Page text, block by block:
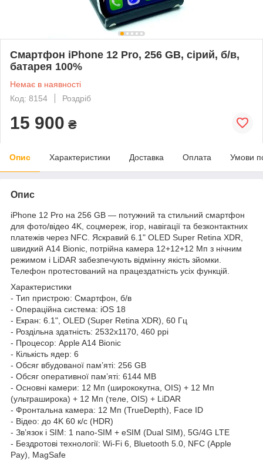
Смартфон iPhone 12 Pro, 256 GB, сірий, б/в,
батарея 100%
Немає в наявності
Код: 8154
Роздріб
15 900 ₴
Опис Характеристики Доставка Оплата Умови
Опис
iPhone 12 Pro на 256 GB — потужний та стильний смартфон
для фото/відео 4K, соцмереж, ігор, навігації та безконтактних
платежів через NFC. Яскравий 6.1" OLED Super Retina XDR,
швидкий A14 Bionic, потрійна камера 12+12+12 Мп з нічним
режимом і LiDAR забезпечують відмінну якість зйомки.
Телефон протестований на працездатність усіх функцій.
Характеристики
- Тип пристрою: Смартфон, б/в
- Операційна система: iOS 18
- Екран: 6.1", OLED (Super Retina XDR), 60 Гц
- Роздільна здатність: 2532x1170, 460 ppi
- Процесор: Apple A14 Bionic
- Кількість ядер: 6
- Обсяг вбудованої пам’яті: 256 GB
- Обсяг оперативної пам’яті: 6144 MB
- Основні камери: 12 Мп (ширококутна, OIS) + 12 Мп
(ультраширока) + 12 Мп (теле, OIS) + LiDAR
- Фронтальна камера: 12 Мп (TrueDepth), Face ID
- Відео: до 4K 60 к/с (HDR)
- Зв’язок і SIM: 1 nano-SIM + eSIM (Dual SIM), 5G/4G LTE
- Бездротові технології: Wi-Fi 6, Bluetooth 5.0, NFC (Apple
Pay), MagSafe